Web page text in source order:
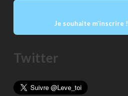
Je souhaite m’inscrire !
Twitter